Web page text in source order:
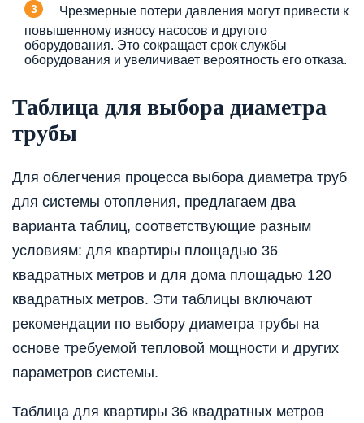
Чрезмерные потери давления могут привести к
повышенному износу насосов и другого
оборудования. Это сокращает срок службы
оборудования и увеличивает вероятность его отказа.
Таблица для выбора диаметра
трубы
Для облегчения процесса выбора диаметра труб
для системы отопления, предлагаем два
варианта таблиц, соответствующие разным
условиям: для квартиры площадью 36
квадратных метров и для дома площадью 120
квадратных метров. Эти таблицы включают
рекомендации по выбору диаметра трубы на
основе требуемой тепловой мощности и других
параметров системы.
Таблица для квартиры 36 квадратных метров